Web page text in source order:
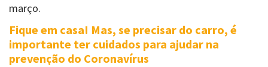
março.
Fique em casa! Mas, se precisar do carro, é
importante ter cuidados para ajudar na
prevenção do Coronavírus